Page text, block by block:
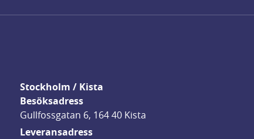
Stockholm / Kista
Besöksadress
Gullfossgatan 6, 164 40 Kista
Leveransadress